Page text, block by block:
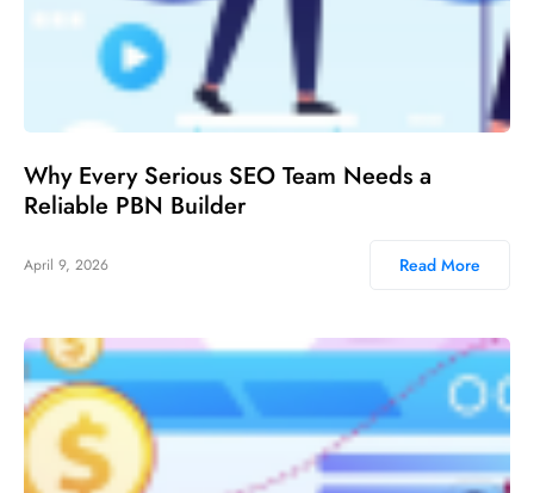
Why Every Serious SEO Team Needs a
Reliable PBN Builder
April 9, 2026 Read More